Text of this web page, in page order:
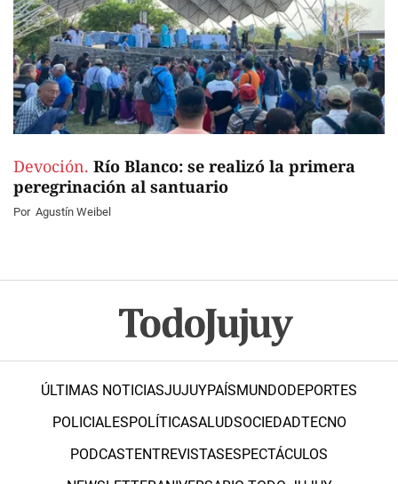
Devoción. Río Blanco: se realizó la primera
peregrinación al santuario
Por Agustín Weibel
ÚLTIMAS NOTICIASJUJUYPAÍSMUNDODEPORTES
POLICIALESPOLÍTICASALUDSOCIEDADTECNO
PODCASTENTREVISTASESPECTÁCULOS